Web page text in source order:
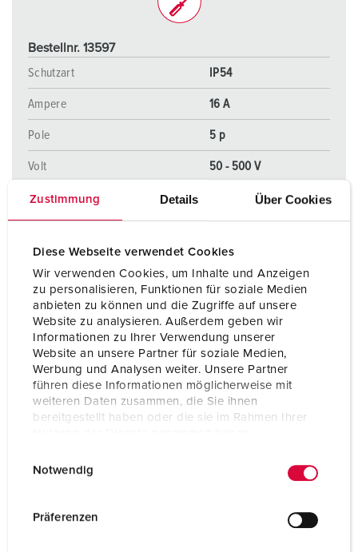
Zustimmung Details Über Cookies
Diese Webseite verwendet Cookies
Wir verwenden Cookies, um Inhalte und Anzeigen
zu personalisieren, Funktionen für soziale Medien
anbieten zu können und die Zugriffe auf unsere
Website zu analysieren. Außerdem geben wir
Informationen zu Ihrer Verwendung unserer
Website an unsere Partner für soziale Medien,
Werbung und Analysen weiter. Unsere Partner
führen diese Informationen möglicherweise mit
weiteren Daten zusammen, die Sie ihnen
bereitgestellt haben oder die sie im Rahmen Ihrer
Notwendig
Präferenzen
Bestellnr. 13597
Schutzart
IP54
Ampere 16 A
Pole 5 p
Volt 50 - 500 V
Anschlusstechnik
Schraubanschlusstechni
Kontakt vernickelte Kontakte
Kontakt
hochwärmebeständige
Kontaktträger
ZUM ARTIKEL